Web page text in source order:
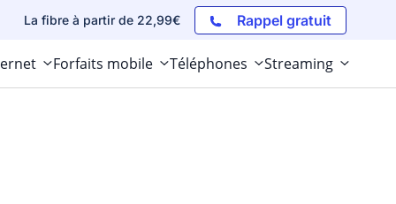
La fibre à partir de 22,99€ Rappel gratuit
Forfaits mobile Téléphones Streaming